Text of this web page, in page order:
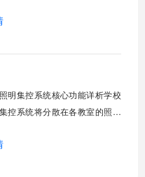
调设备，远程监控运行状态，
员通过平台统一管控，减少人
量，延长设备使用寿命，节约
明集控系统核心功能详析学校
控系统将分散在各教室的照明
光、定时策略、能耗监测、故